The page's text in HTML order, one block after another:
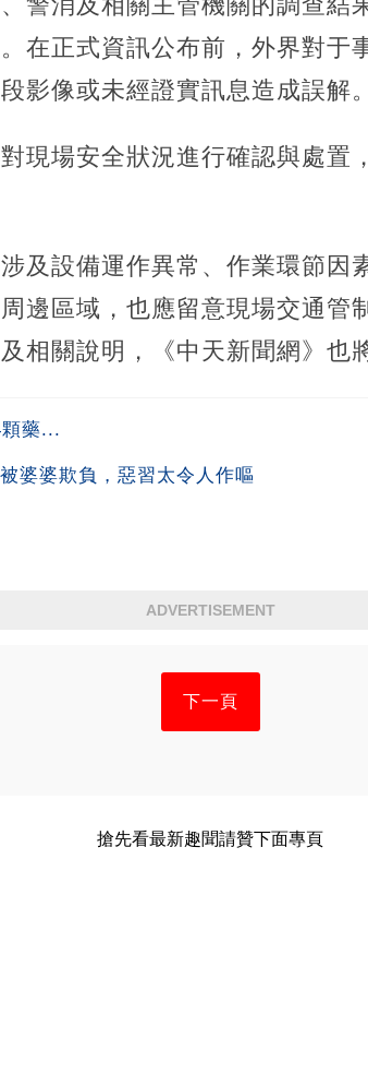
在正式資訊公布前，外界對于
影像或未經證實訊息造成誤解。
現場安全狀況進行確認與處置
及設備運作異常、作業環節因
邊區域，也應留意現場交通管
相關說明，《中天新聞網》也
藥...
婆婆欺負，惡習太令人作嘔
ADVERTISEMENT
下一頁
搶先看最新趣聞請贊下面專頁